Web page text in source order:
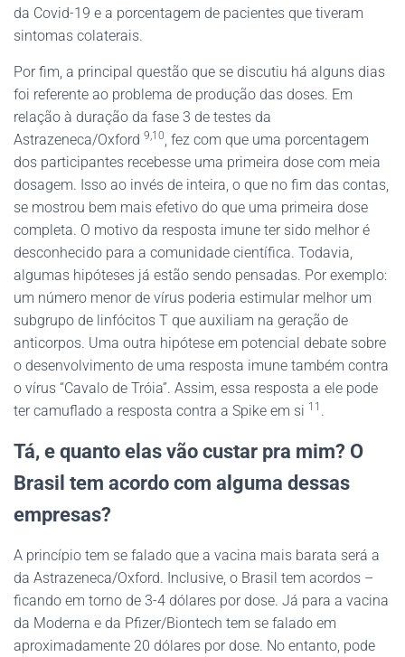
da Covid-19 e a porcentagem de pacientes que tiveram
sintomas colaterais.
Por fim, a principal questão que se discutiu há alguns dias
foi referente ao problema de produção das doses. Em
relação à duração da fase 3 de testes da
Astrazeneca/Oxford 9,10, fez com que uma porcentagem
dos participantes recebesse uma primeira dose com meia
dosagem. Isso ao invés de inteira, o que no fim das contas,
se mostrou bem mais efetivo do que uma primeira dose
completa. O motivo da resposta imune ter sido melhor é
desconhecido para a comunidade científica. Todavia,
algumas hipóteses já estão sendo pensadas. Por exemplo:
um número menor de vírus poderia estimular melhor um
subgrupo de linfócitos T que auxiliam na geração de
anticorpos. Uma outra hipótese em potencial debate sobre
o desenvolvimento de uma resposta imune também contra
o vírus “Cavalo de Tróia”. Assim, essa resposta a ele pode
ter camuflado a resposta contra a Spike em si 11 .
Tá, e quanto elas vão custar pra mim? O
Brasil tem acordo com alguma dessas
empresas?
A princípio tem se falado que a vacina mais barata será a
da Astrazeneca/Oxford. Inclusive, o Brasil tem acordos –
ficando em torno de 3-4 dólares por dose. Já para a vacina
da Moderna e da Pfizer/Biontech tem se falado em
aproximadamente 20 dólares por dose. No entanto, pode